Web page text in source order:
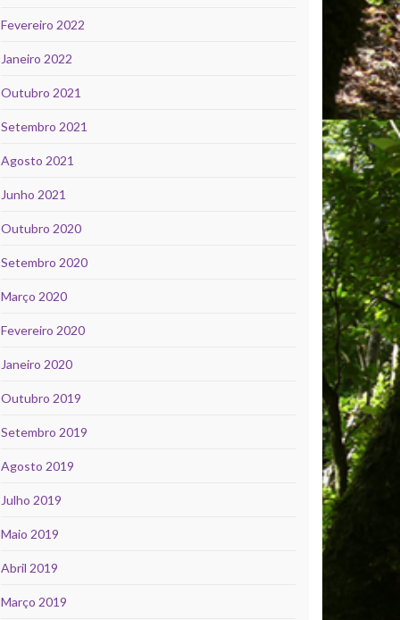
Fevereiro 2022
Janeiro 2022
Outubro 2021
Setembro 2021
Agosto 2021
Junho 2021
Outubro 2020
Setembro 2020
Março 2020
Fevereiro 2020
Janeiro 2020
Outubro 2019
Setembro 2019
Agosto 2019
Julho 2019
Maio 2019
Abril 2019
Março 2019